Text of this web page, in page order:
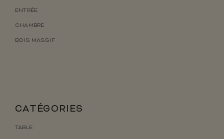
ENTRÉE
CHAMBRE
BOIS MASSIF
CATÉGORIES
TABLE